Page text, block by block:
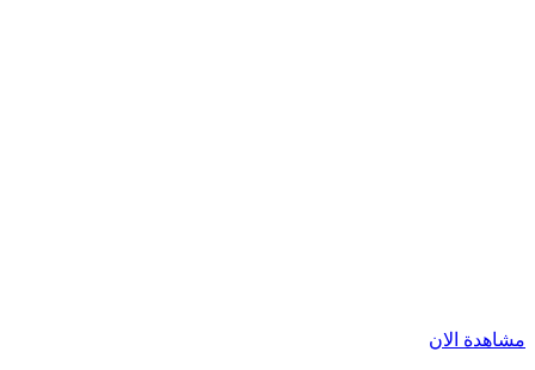
مشاهدة الان